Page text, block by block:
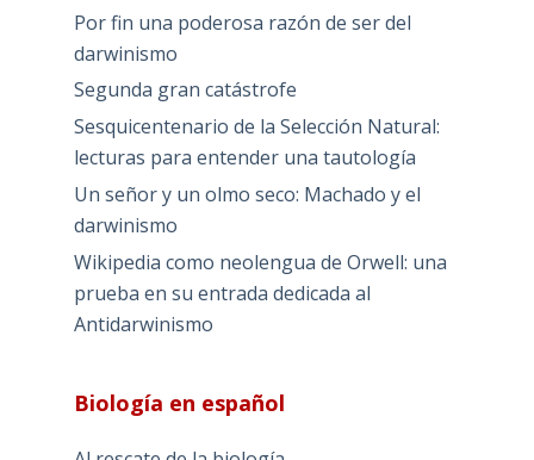
Por fin una poderosa razón de ser del
darwinismo
Segunda gran catástrofe
Sesquicentenario de la Selección Natural:
lecturas para entender una tautología
Un señor y un olmo seco: Machado y el
darwinismo
Wikipedia como neolengua de Orwell: una
prueba en su entrada dedicada al
Antidarwinismo
Biología en español